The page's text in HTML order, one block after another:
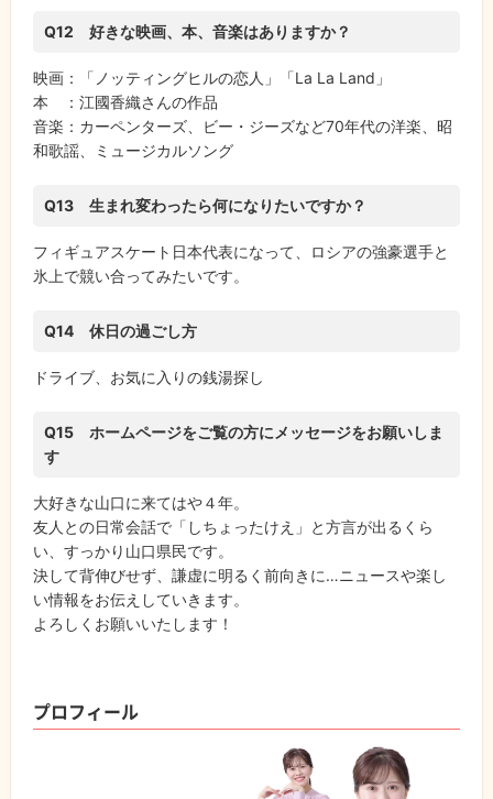
Q12 好きな映画、本、音楽はありますか？
映画：「ノッティングヒルの恋人」「La La Land」
本 ：江國香織さんの作品
音楽：カーペンターズ、ビー・ジーズなど70年代の洋楽、昭
和歌謡、ミュージカルソング
Q13 生まれ変わったら何になりたいですか？
フィギュアスケート日本代表になって、ロシアの強豪選手と
氷上で競い合ってみたいです。
Q14 休日の過ごし方
ドライブ、お気に入りの銭湯探し
Q15 ホームページをご覧の方にメッセージをお願いしま
す
大好きな山口に来てはや４年。
友人との日常会話で「しちょったけえ」と方言が出るくら
い、すっかり山口県民です。
決して背伸びせず、謙虚に明るく前向きに…ニュースや楽し
い情報をお伝えしていきます。
よろしくお願いいたします！
プロフィール